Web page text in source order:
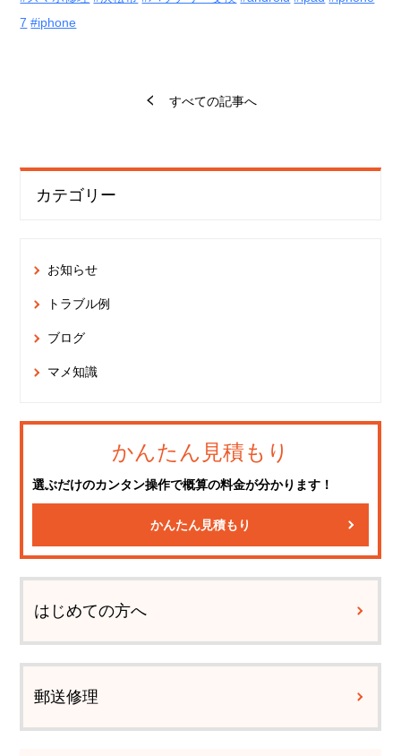
7 #iphone
すべての記事へ
カテゴリー
お知らせ
トラブル例
ブログ
マメ知識
かんたん見積もり
選ぶだけのカンタン操作で概算の料金が分かります！
かんたん見積もり
はじめての方へ
郵送修理